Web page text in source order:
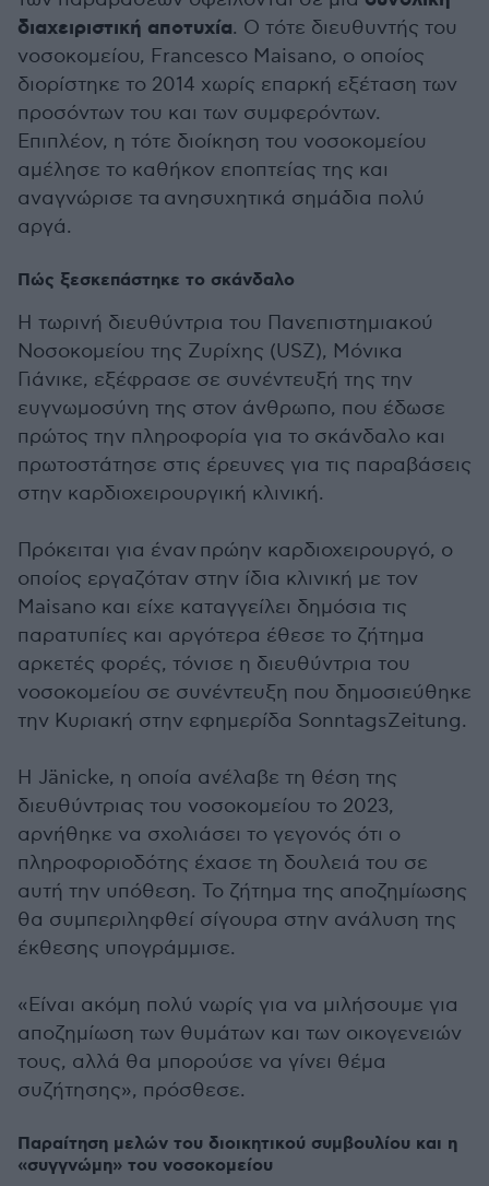
διαχειριστική αποτυχία. Ο τότε διευθυντής του
νοσοκομείου, Francesco Maisano, ο οποίος
διορίστηκε το 2014 χωρίς επαρκή εξέταση των
προσόντων του και των συμφερόντων.
Επιπλέον, η τότε διοίκηση του νοσοκομείου
αμέλησε το καθήκον εποπτείας της και
αναγνώρισε τα ανησυχητικά σημάδια πολύ
αργά.
Πώς ξεσκεπάστηκε το σκάνδαλο
Η τωρινή διευθύντρια του Πανεπιστημιακού
Νοσοκομείου της Ζυρίχης (USZ), Μόνικα
Γιάνικε, εξέφρασε σε συνέντευξή της την
ευγνωμοσύνη της στον άνθρωπο, που έδωσε
πρώτος την πληροφορία για το σκάνδαλο και
πρωτοστάτησε στις έρευνες για τις παραβάσεις
στην καρδιοχειρουργική κλινική.
Πρόκειται για έναν πρώην καρδιοχειρουργό, ο
οποίος εργαζόταν στην ίδια κλινική με τον
Maisano και είχε καταγγείλει δημόσια τις
παρατυπίες και αργότερα έθεσε το ζήτημα
αρκετές φορές, τόνισε η διευθύντρια του
νοσοκομείου σε συνέντευξη που δημοσιεύθηκε
την Κυριακή στην εφημερίδα SonntagsZeitung.
Η Jänicke, η οποία ανέλαβε τη θέση της
διευθύντριας του νοσοκομείου το 2023,
αρνήθηκε να σχολιάσει το γεγονός ότι ο
πληροφοριοδότης έχασε τη δουλειά του σε
αυτή την υπόθεση. Το ζήτημα της αποζημίωσης
θα συμπεριληφθεί σίγουρα στην ανάλυση της
έκθεσης υπογράμμισε.
«Είναι ακόμη πολύ νωρίς για να μιλήσουμε για
αποζημίωση των θυμάτων και των οικογενειών
τους, αλλά θα μπορούσε να γίνει θέμα
συζήτησης», πρόσθεσε.
Παραίτηση μελών του διοικητικού συμβουλίου και η
«συγγνώμη» του νοσοκομείου